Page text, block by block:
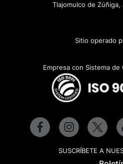
Tlajomulco de
Sitio operado
Empresa con Sistema de
SUSCRÍBETE A